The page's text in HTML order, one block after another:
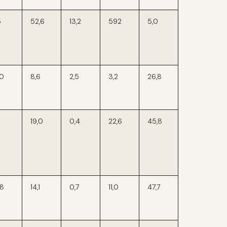
52,6 13,2 592 5,0
8,6 2,5 3,2 26,8
19,0 0,4 22,6 45,8
14,1 0,7 11,0 47,7